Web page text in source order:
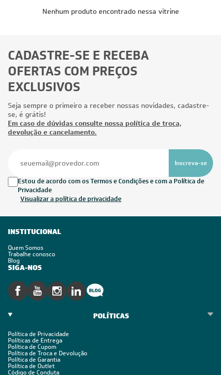
Nenhum produto encontrado nessa vitrine
CADASTRE-SE E RECEBA
OFERTAS COM PREÇOS
EXCLUSIVOS
Seja sempre o primeiro a receber nossas novidades, cadastre-
se, é grátis!
Em caso de dúvidas consulte nossa política de troca,
devolução e cancelamento.
Inscreva-se
Estou de acordo com os Termos e Condições e com a Política de
Privacidade
Visualizar a política de privacidade
INSTITUCIONAL
Quem Somos
Trabalhe conosco
Blog
SIGA-NOS
POLÍTICAS
Política de Privacidade
Políticas de Entrega
Política de Cupom
Política de Troca e Devolução
Política de Garantia
Política de Outlet
Código de Conduta